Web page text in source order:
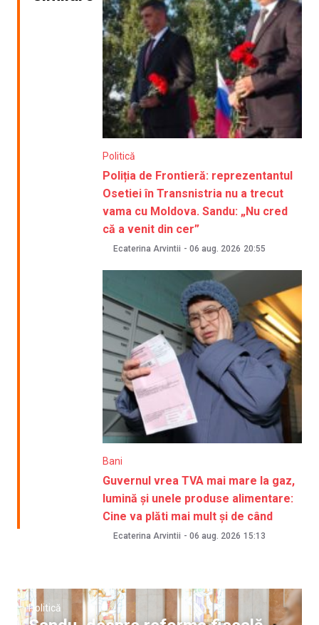
Politică
Poliția de Frontieră: reprezentantul
Osetiei în Transnistria nu a trecut
vama cu Moldova. Sandu: „Nu cred
că a venit din cer”
Ecaterina Arvintii - 06 aug. 2026 20:55
Bani
Guvernul vrea TVA mai mare la gaz,
lumină și unele produse alimentare:
Cine va plăti mai mult și de când
Ecaterina Arvintii - 06 aug. 2026 15:13
Politică